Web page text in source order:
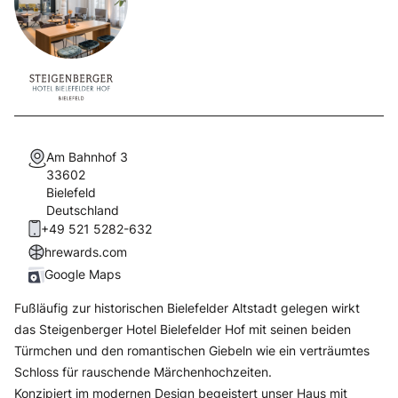
Am Bahnhof 3
33602
Bielefeld
Deutschland
+49 521 5282-632
hrewards.com
Google Maps
Fußläufig zur historischen Bielefelder Altstadt gelegen wirkt
das Steigenberger Hotel Bielefelder Hof mit seinen beiden
Türmchen und den romantischen Giebeln wie ein verträumtes
Schloss für rauschende Märchenhochzeiten.
Konzipiert im modernen Design begeistert unser Haus mit